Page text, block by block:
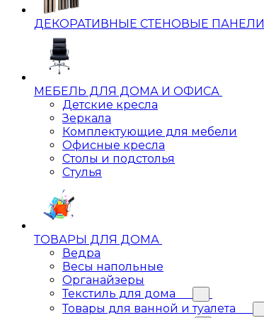
ДЕКОРАТИВНЫЕ СТЕНОВЫЕ ПАНЕЛИ
МЕБЕЛЬ ДЛЯ ДОМА И ОФИСА
Детские кресла
Зеркала
Комплектующие для мебели
Офисные кресла
Столы и подстолья
Стулья
ТОВАРЫ ДЛЯ ДОМА
Ведра
Весы напольные
Органайзеры
Текстиль для дома
Товары для ванной и туалета